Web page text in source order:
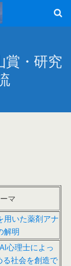
賞・研究
マ
用いた薬剤アナ
解明
心理士によっ
社会を創造で